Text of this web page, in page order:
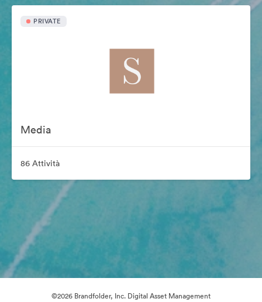
PRIVATE
Media
86 Attività
©2026 Brandfolder, Inc. Digital Asset Management